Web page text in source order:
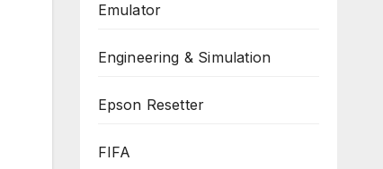
Emulator
Engineering & Simulation
Epson Resetter
FIFA